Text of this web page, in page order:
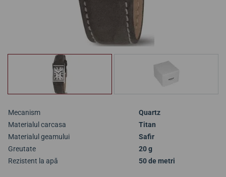
Mecanism
Quartz
Materialul carcasa
Titan
Materialul geamului
Safir
Greutate
20 g
Rezistent la apă
50 de metri